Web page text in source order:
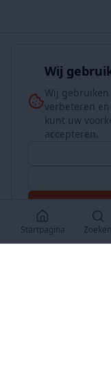
Wij
Wij
verbeteren
kunt uw
accepteren.
Startpagina Zoeken